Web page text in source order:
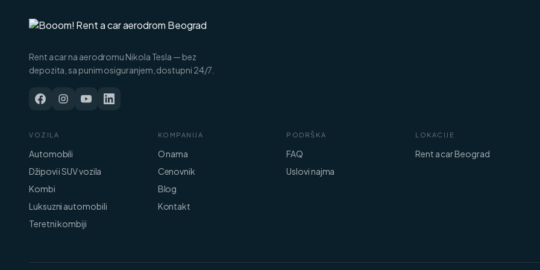
Rent a car na aerodromu Nikola Tesla — bez
depozita, sa punim osiguranjem, dostupni 24/7.
VOZILA
Automobili
Džipovi i SUV vozila
Kombi
Luksuzni automobili
Teretni kombiji
KOMPANIJA
O nama
Cenovnik
Blog
Kontakt
PODRŠKA
FAQ
Uslovi najma
LOKACIJE
Rent a car Beograd